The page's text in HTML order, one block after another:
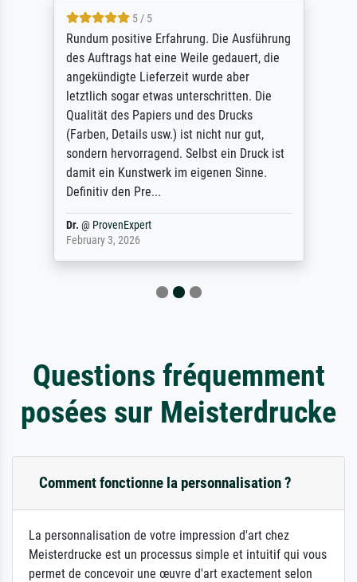
5 / 5
Rundum positive Erfahrung. Die Ausführung
des Auftrags hat eine Weile gedauert, die
angekündigte Lieferzeit wurde aber
letztlich sogar etwas unterschritten. Die
Qualität des Papiers und des Drucks
(Farben, Details usw.) ist nicht nur gut,
sondern hervorragend. Selbst ein Druck ist
damit ein Kunstwerk im eigenen Sinne.
Definitiv den Pre...
Dr. @ ProvenExpert
February 3, 2026
Questions fréquemment
posées sur Meisterdrucke
Comment fonctionne la personnalisation ?
La personnalisation de votre impression d'art chez
Meisterdrucke est un processus simple et intuitif qui vous
permet de concevoir une œuvre d'art exactement selon